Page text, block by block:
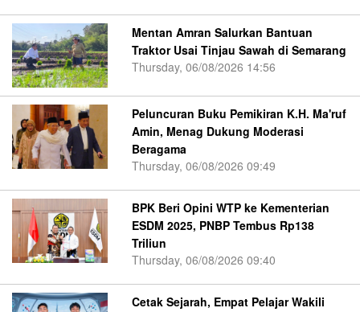
Mentan Amran Salurkan Bantuan
Traktor Usai Tinjau Sawah di Semarang
Thursday, 06/08/2026 14:56
Peluncuran Buku Pemikiran K.H. Ma'ruf
Amin, Menag Dukung Moderasi
Beragama
Thursday, 06/08/2026 09:49
BPK Beri Opini WTP ke Kementerian
ESDM 2025, PNBP Tembus Rp138
Triliun
Thursday, 06/08/2026 09:40
Cetak Sejarah, Empat Pelajar Wakili